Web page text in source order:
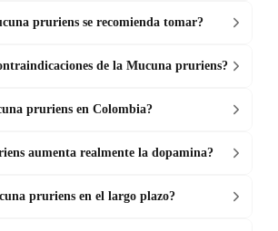
pruriens se recomienda tomar?
de la Mucuna pruriens?
pruriens en Colombia?
aumenta realmente la dopamina?
pruriens en el largo plazo?